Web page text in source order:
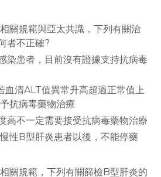
關規範與亞太共識，下列有關治
者不正確?
染患者，目前沒有證據支持抗病毒
清ALT值異常升高超過正常值上
抗病毒藥物治療
高不一定需要接受抗病毒藥物治療
性B型肝炎患者以後，不能停藥
關規範，下列有關篩檢B型肝炎的